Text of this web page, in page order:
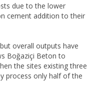
due to the lower
cement addition to their
overall outputs have
Boğaziçi Beton to
the sites existing three
process only half of the